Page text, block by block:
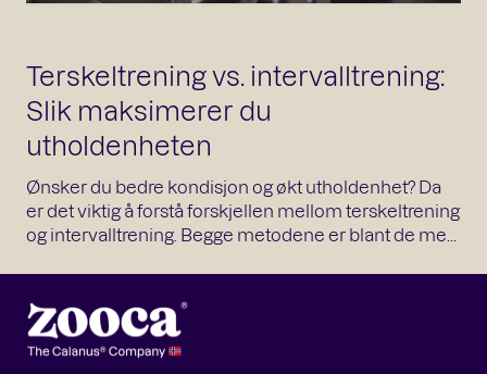
Terskeltrening vs. intervalltrening:
Slik maksimerer du
utholdenheten
Ønsker du bedre kondisjon og økt utholdenhet? Da
er det viktig å forstå forskjellen mellom terskeltrening
og intervalltrening. Begge metodene er blant de me...